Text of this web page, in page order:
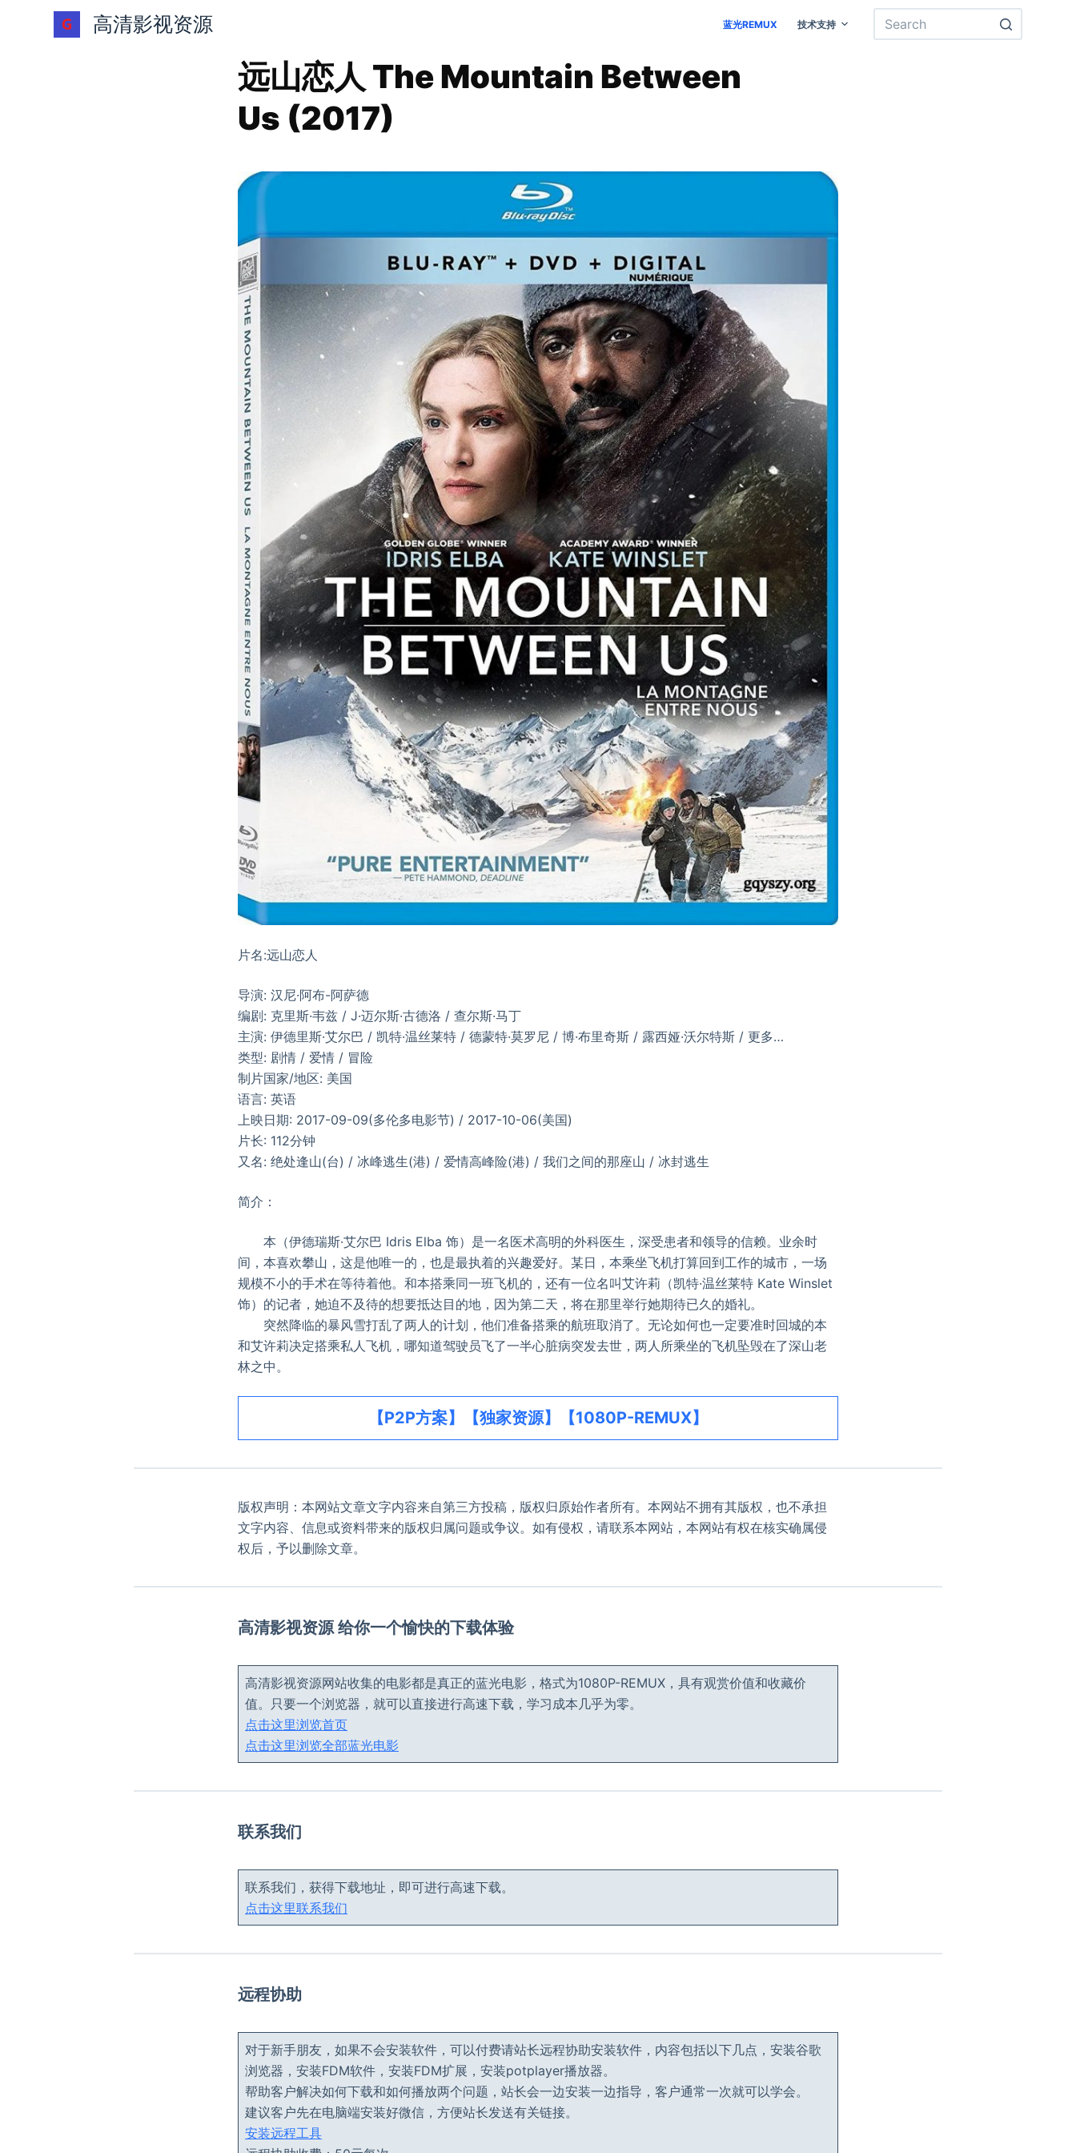
高清影视资源 蓝光REMUX 技术支持
远山恋人 The Mountain Between
Us (2017)
片名:远山恋人
导演: 汉尼·阿布-阿萨德
编剧: 克里斯·韦兹 / J·迈尔斯·古德洛 / 查尔斯·马丁
主演: 伊德里斯·艾尔巴 / 凯特·温丝莱特 / 德蒙特·莫罗尼 / 博·布里奇斯 / 露西娅·沃尔特斯 / 更多…
类型: 剧情 / 爱情 / 冒险
制片国家/地区: 美国
语言: 英语
上映日期: 2017-09-09(多伦多电影节) / 2017-10-06(美国)
片长: 112分钟
又名: 绝处逢山(台) / 冰峰逃生(港) / 爱情高峰险(港) / 我们之间的那座山 / 冰封逃生
简介：
本（伊德瑞斯·艾尔巴 Idris Elba 饰）是一名医术高明的外科医生，深受患者和领导的信赖。业余时
间，本喜欢攀山，这是他唯一的，也是最执着的兴趣爱好。某日，本乘坐飞机打算回到工作的城市，一场
规模不小的手术在等待着他。和本搭乘同一班飞机的，还有一位名叫艾许莉（凯特·温丝莱特 Kate Winslet
饰）的记者，她迫不及待的想要抵达目的地，因为第二天，将在那里举行她期待已久的婚礼。
突然降临的暴风雪打乱了两人的计划，他们准备搭乘的航班取消了。无论如何也一定要准时回城的本
和艾许莉决定搭乘私人飞机，哪知道驾驶员飞了一半心脏病突发去世，两人所乘坐的飞机坠毁在了深山老
林之中。
【P2P方案】【独家资源】【1080P-REMUX】
版权声明：本网站文章文字内容来自第三方投稿，版权归原始作者所有。本网站不拥有其版权，也不承担
文字内容、信息或资料带来的版权归属问题或争议。如有侵权，请联系本网站，本网站有权在核实确属侵
权后，予以删除文章。
高清影视资源 给你一个愉快的下载体验
高清影视资源网站收集的电影都是真正的蓝光电影，格式为1080P-REMUX，具有观赏价值和收藏价
值。只要一个浏览器，就可以直接进行高速下载，学习成本几乎为零。
点击这里浏览首页
点击这里浏览全部蓝光电影
联系我们
联系我们，获得下载地址，即可进行高速下载。
点击这里联系我们
远程协助
对于新手朋友，如果不会安装软件，可以付费请站长远程协助安装软件，内容包括以下几点，安装谷歌
浏览器，安装FDM软件，安装FDM扩展，安装potplayer播放器。
帮助客户解决如何下载和如何播放两个问题，站长会一边安装一边指导，客户通常一次就可以学会。
建议客户先在电脑端安装好微信，方便站长发送有关链接。
安装远程工具